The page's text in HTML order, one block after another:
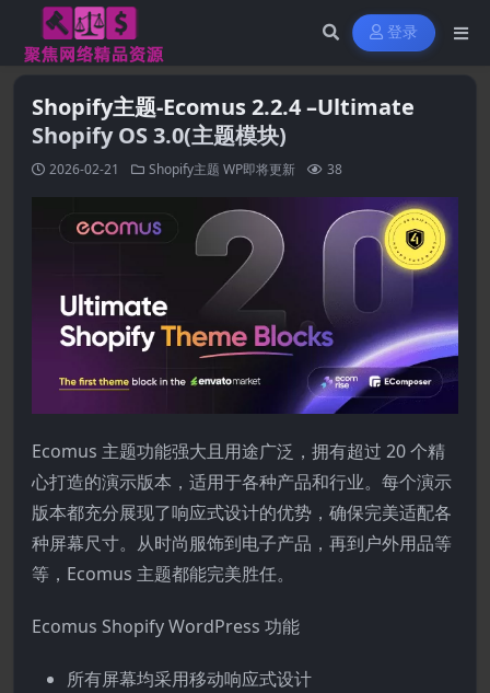
登录
Shopify主题-Ecomus 2.2.4 –Ultimate
Shopify OS 3.0(主题模块)
2026-02-21 Shopify主题 WP即将更新 38
Ecomus 主题功能强大且用途广泛，拥有超过 20 个精
心打造的演示版本，适用于各种产品和行业。每个演示
版本都充分展现了响应式设计的优势，确保完美适配各
种屏幕尺寸。从时尚服饰到电子产品，再到户外用品等
等，Ecomus 主题都能完美胜任。
Ecomus Shopify WordPress 功能
所有屏幕均采用移动响应式设计